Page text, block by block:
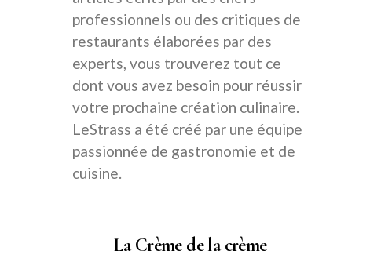
professionnels ou des critiques de
restaurants élaborées par des
experts, vous trouverez tout ce
dont vous avez besoin pour réussir
votre prochaine création culinaire.
LeStrass a été créé par une équipe
passionnée de gastronomie et de
cuisine.
La Crème de la crème